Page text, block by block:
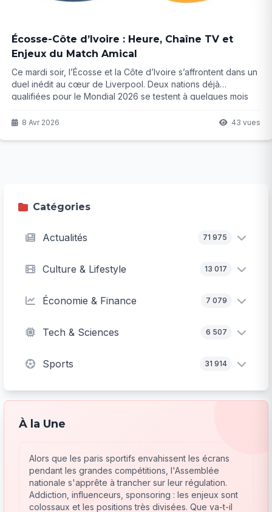
Écosse-Côte d’Ivoire : Heure, Chaîne TV et
Enjeux du Match Amical
Ce mardi soir, l’Écosse et la Côte d’Ivoire s’affrontent dans un
duel inédit au cœur de Liverpool. Deux nations déjà
qualifiées pour le Mondial 2026 se testent à quelques mois
plus précieux de cette rencontre ? La suite risque de
8 Avr 2026 43 vues
Catégories
Actualités 71 975
Culture & Lifestyle 13 017
Économie & Finance 7 079
Tech & Sciences 6 507
Sports 31 914
À la Une
Alors que les paris sportifs envahissent les écrans
pendant les grandes compétitions, l'Assemblée
nationale s'apprête à trancher sur leur régulation.
Addiction, influenceurs, sponsoring : les enjeux sont
colossaux et les positions très divisées. Que va-t-il